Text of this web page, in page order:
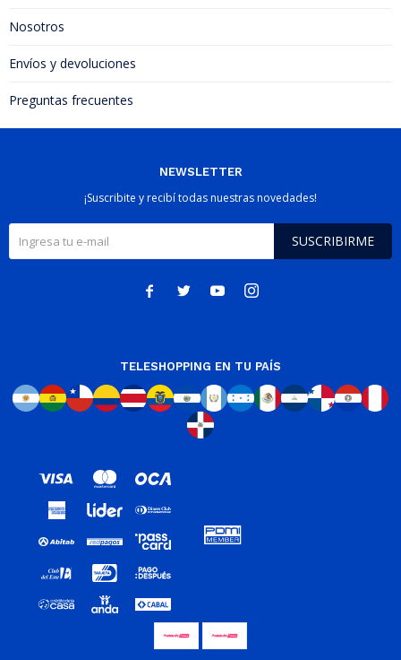
Nosotros
Envíos y devoluciones
Preguntas frecuentes
NEWSLETTER
¡Suscribite y recibí todas nuestras novedades!
SUSCRIBIRME
   
TELESHOPPING EN TU PAÍS